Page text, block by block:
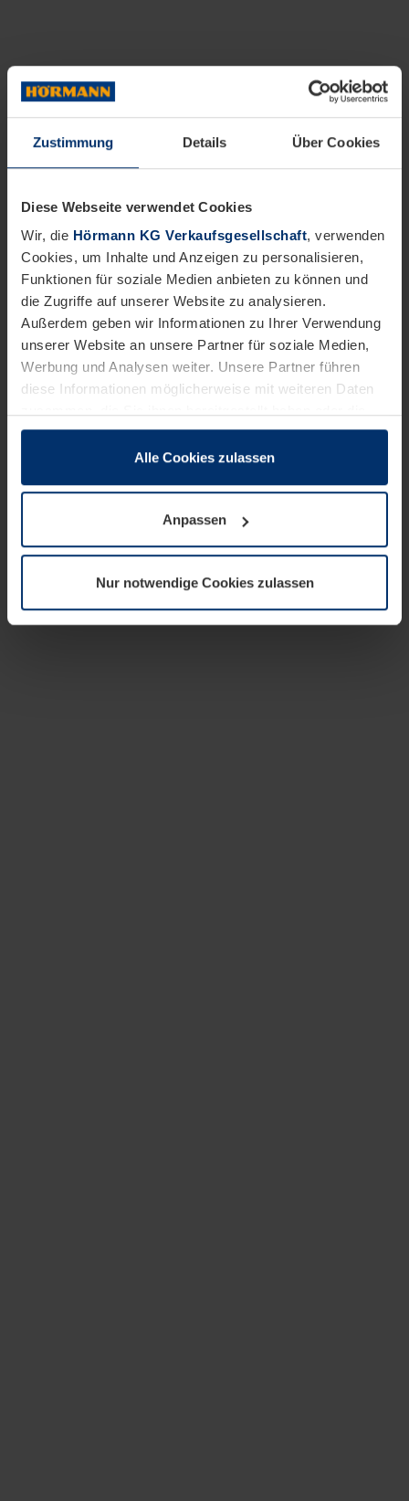
Zustimmung Details Über Cookies
Diese Webseite verwendet Cookies
Wir, die Hörmann KG Verkaufsgesellschaft, verwenden
Cookies, um Inhalte und Anzeigen zu personalisieren,
Funktionen für soziale Medien anbieten zu können und
die Zugriffe auf unserer Website zu analysieren.
Außerdem geben wir Informationen zu Ihrer Verwendung
unserer Website an unsere Partner für soziale Medien,
Werbung und Analysen weiter. Unsere Partner führen
diese Informationen möglicherweise mit weiteren Daten
sie im Rahmen Ihrer Nutzung der Dienste gesammelt
wenn diese für den Betrieb dieser Seite unbedingt
notwendig sind. Für alle anderen Cookie-Typen benötigen
wir Ihre Erlaubnis. Ihre Einwilligung können Sie jederzeit
Datenschutzerklärungunserer Website ändern oder
widerrufen.
Alle Cookies zulassen
Anpassen
Nur notwendige Cookies zulassen